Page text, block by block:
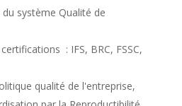
système Qualité de
: IFS, BRC, FSSC,
qualité de l'entreprise,